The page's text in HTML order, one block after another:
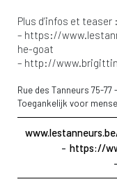
Plus d’infos et teaser :
– https://
he-goat
– http://
Rue des Tanneurs 75-77-
Toegankelijk voor
https://